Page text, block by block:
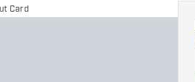
Card